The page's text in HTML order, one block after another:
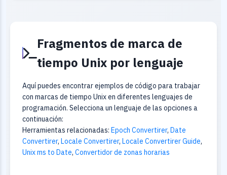
Fragmentos de marca de
tiempo Unix por lenguaje
Aquí puedes encontrar ejemplos de código para trabajar
con marcas de tiempo Unix en diferentes lenguajes de
programación. Selecciona un lenguaje de las opciones a
continuación:
Herramientas relacionadas: Epoch Convertirer, Date
Convertirer, Locale Convertirer, Locale Convertirer Guide,
Unix ms to Date, Convertidor de zonas horarias